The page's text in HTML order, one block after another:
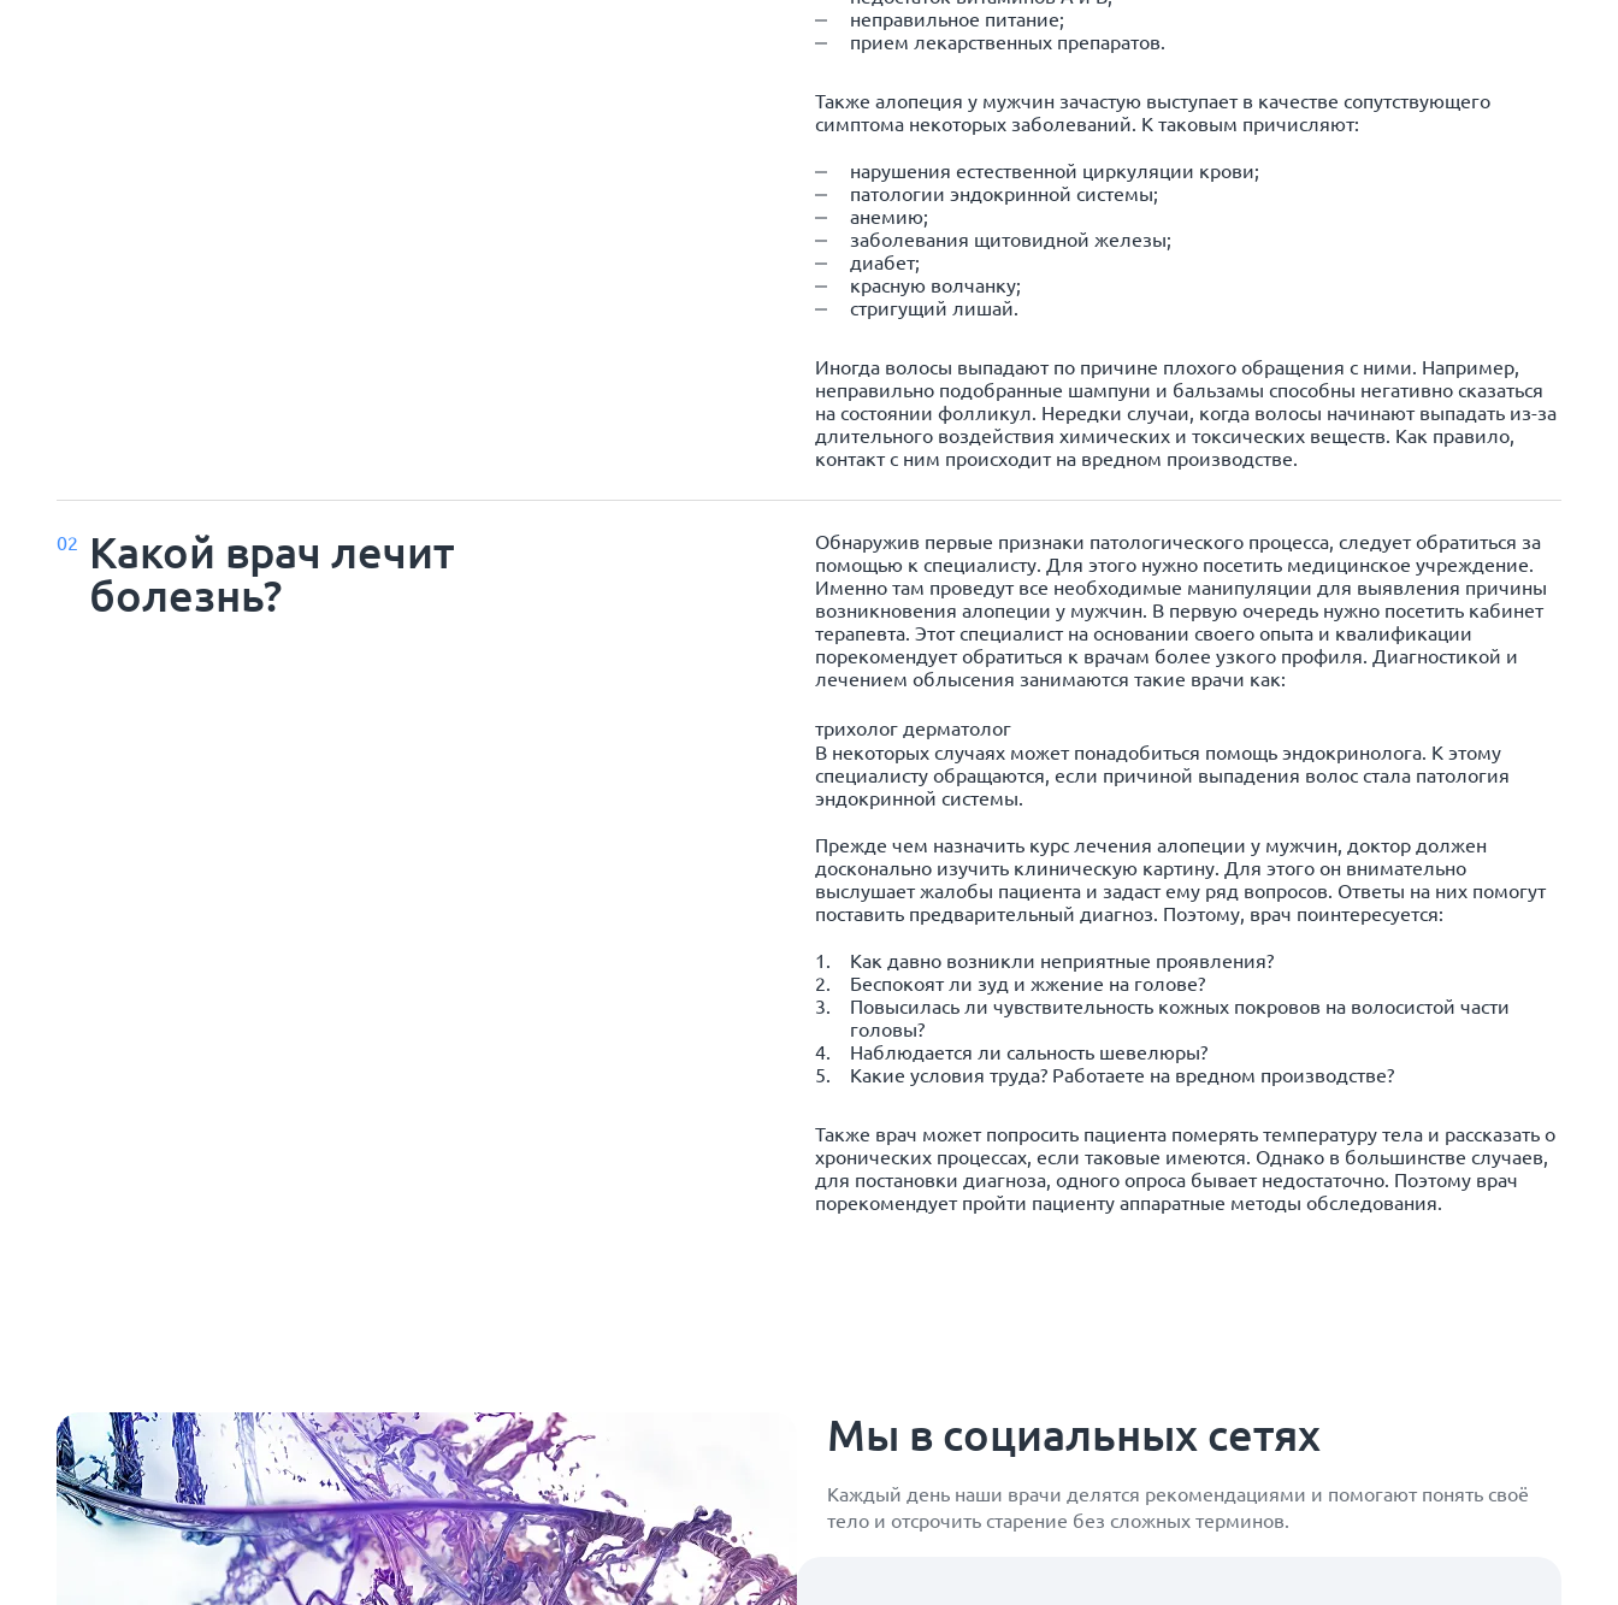
неправильное питание;
прием лекарственных препаратов.
Также алопеция у мужчин зачастую выступает в качестве сопутствующего
симптома некоторых заболеваний. К таковым причисляют:
нарушения естественной циркуляции крови;
патологии эндокринной системы;
анемию;
заболевания щитовидной железы;
диабет;
красную волчанку;
стригущий лишай.
Иногда волосы выпадают по причине плохого обращения с ними. Например,
неправильно подобранные шампуни и бальзамы способны негативно сказаться
на состоянии фолликул. Нередки случаи, когда волосы начинают выпадать из-за
длительного воздействия химических и токсических веществ. Как правило,
контакт с ним происходит на вредном производстве.
02
Какой врач лечит
болезнь?
Обнаружив первые признаки патологического процесса, следует обратиться за
помощью к специалисту. Для этого нужно посетить медицинское учреждение.
Именно там проведут все необходимые манипуляции для выявления причины
возникновения алопеции у мужчин. В первую очередь нужно посетить кабинет
терапевта. Этот специалист на основании своего опыта и квалификации
порекомендует обратиться к врачам более узкого профиля. Диагностикой и
лечением облысения занимаются такие врачи как:
трихолог дерматолог
В некоторых случаях может понадобиться помощь эндокринолога. К этому
специалисту обращаются, если причиной выпадения волос стала патология
эндокринной системы.
Прежде чем назначить курс лечения алопеции у мужчин, доктор должен
досконально изучить клиническую картину. Для этого он внимательно
выслушает жалобы пациента и задаст ему ряд вопросов. Ответы на них помогут
поставить предварительный диагноз. Поэтому, врач поинтересуется:
Как давно возникли неприятные проявления?
Беспокоят ли зуд и жжение на голове?
Повысилась ли чувствительность кожных покровов на волосистой части
головы?
Наблюдается ли сальность шевелюры?
Какие условия труда? Работаете на вредном производстве?
Также врач может попросить пациента померять температуру тела и рассказать о
хронических процессах, если таковые имеются. Однако в большинстве случаев,
для постановки диагноза, одного опроса бывает недостаточно. Поэтому врач
порекомендует пройти пациенту аппаратные методы обследования.
Мы в социальных сетях
Каждый день наши врачи делятся рекомендациями и помогают понять своё
тело и отсрочить старение без сложных терминов.